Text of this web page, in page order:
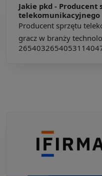
Jakie pkd - Producent
telekomunikacyjnego
Producent sprzętu
gracz w branży
265403265405311404